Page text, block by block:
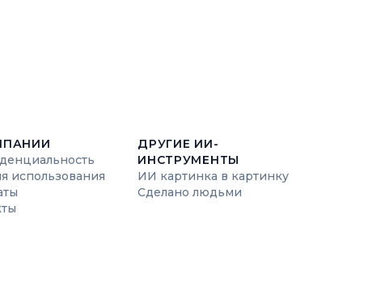
использования
ДРУГИЕ ИИ-
ИНСТРУМЕНТЫ
ИИ картинка в картинку
Сделано людьми